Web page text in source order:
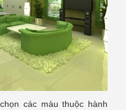
các màu thuộc hành